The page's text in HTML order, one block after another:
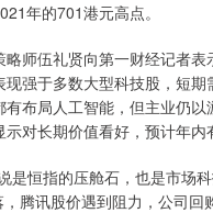
年的701港元高点。
略师伍礼贤向第一财经记者
现强于多数大型科技股，短
布局人工智能，但主业仍
对长期价值看好，预计年内
是恒指的压舱石，也是市场
腾讯股价遇到阻力，公司